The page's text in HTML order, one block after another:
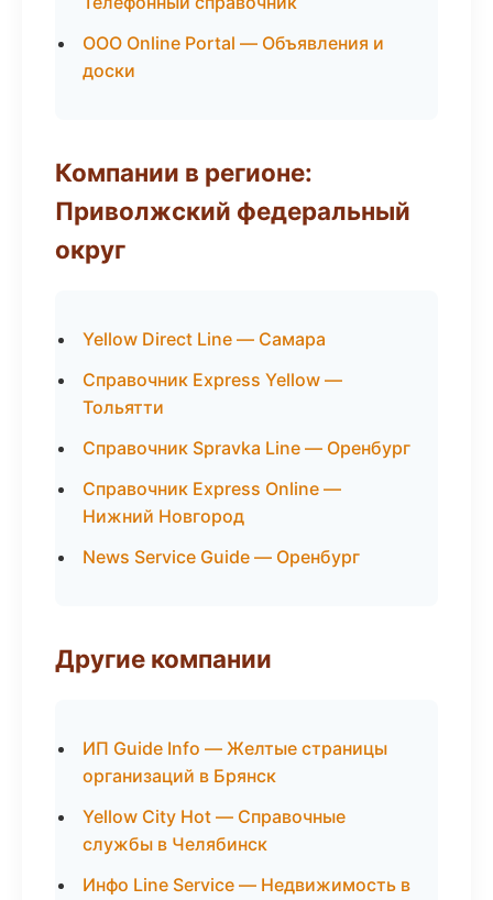
ООО Online Portal — Объявления и
доски
Компании в регионе:
Приволжский федеральный
округ
Yellow Direct Line — Самара
Справочник Express Yellow —
Тольятти
Справочник Spravka Line — Оренбург
Справочник Express Online —
Нижний Новгород
News Service Guide — Оренбург
Другие компании
ИП Guide Info — Желтые страницы
организаций в Брянск
Yellow City Hot — Справочные
службы в Челябинск
Инфо Line Service — Недвижимость в